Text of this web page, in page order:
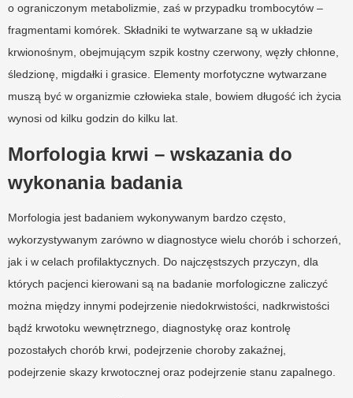
o ograniczonym metabolizmie, zaś w przypadku trombocytów –
fragmentami komórek. Składniki te wytwarzane są w układzie
krwionośnym, obejmującym szpik kostny czerwony, węzły chłonne,
śledzionę, migdałki i grasice. Elementy morfotyczne wytwarzane
muszą być w organizmie człowieka stale, bowiem długość ich życia
wynosi od kilku godzin do kilku lat.
Morfologia krwi – wskazania do
wykonania badania
Morfologia jest badaniem wykonywanym bardzo często,
wykorzystywanym zarówno w diagnostyce wielu chorób i schorzeń,
jak i w celach profilaktycznych. Do najczęstszych przyczyn, dla
których pacjenci kierowani są na badanie morfologiczne zaliczyć
można między innymi podejrzenie niedokrwistości, nadkrwistości
bądź krwotoku wewnętrznego, diagnostykę oraz kontrolę
pozostałych chorób krwi, podejrzenie choroby zakaźnej,
podejrzenie skazy krwotocznej oraz podejrzenie stanu zapalnego.